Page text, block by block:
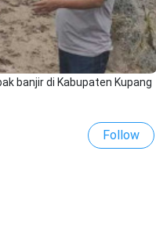
banjir di Kabupaten Kupang
Follow